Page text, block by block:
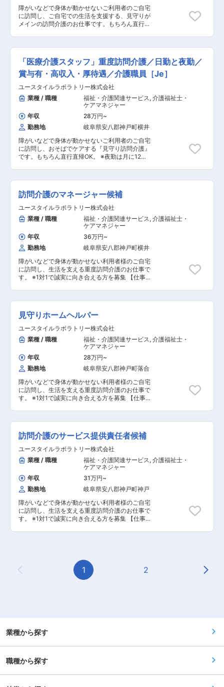
っては設備の高効率化による CO2 排出量の低減
に加え、太陽光発電システム等の導入によりカー
ボンニュートラル実現に取り組んでおり、また従
りと地域に根ざした工場運営に努め、持続可能な
社会の実現に貢献してまいります。 変更の範囲：
栄養（胃ろう・腸ろう） ・介護記録の記入 など
◎マネージャー業務 一緒にお仕事をするスタッフ
さんのシフト管理や教育など働きやすい環境を整
えるお仕事を主にお願いします。 質問や相談など
を気軽に受けられる頼られる社員さんとして活躍
連絡 ・担当者会議への出席 ・スタッフのシフト
作成 ・ご利用者様ごとのチーム管理 ・他事業
所・行政相手の打合せ ・事業部の運営、売上管理
・営業戦略の企画と実行 ・非常勤スタッフの採
用 など ※詳細は面談時にお伝えします ◎働い
ている人のほとんどが無資格・未経験からスター
ト！！研修や仕事を覚えるまでは先輩スタッフが
同行するので安心！ ■━━━ 1日のスケジュール
例 ━━━□ 【日勤】 ◇9:00～／サービス開始 ・
ベットから車いすへの移乗 ・お食事介助 ・外出
援助など ◇13:00～／サービス記録、終了 ＜休
憩・次の利用者宅へ移動＞ ◇14:00～／利用者宅
到着・サービス開始 ◇18:00～／サービス記録、
ス開始 ・就寝前後の身支度ケア(歯磨き、お
着換え 等) ・就寝中の体位交換、痰吸引など
・見守り ・痰吸引など ◇7:00～／ご利用者様起
床 ◇8:00～／サービス記録、終了 ・直行直帰OK
※担当する件数や、ご利用者様によって時間・サ
ービスは異なります。 ＊＊ ここがオスス
無料で取得とキャリアパス】 無料で「重度訪問介
護従業者養成研修統合課程」や「実務者研修」の
取得が可能です。 資格取得で医療的ケアができる
ワンランク上の介護士さんに！！ あなたの能力と
やる気次第で スタッフ → サービスリーダー → サ
ービス提供責任者 → コーディネーター → マネー
です♪ 【POINT2：続けやすい職場3種の神器】 厚
待遇：賞与年2回はもちろん有給休暇や完全週休
境：たくさんの人を一度にケアする施設とは違
い、お一人に寄り添いゆったりとしたオシゴト。
また、関わるのはご利用者さんがメインなので人
間関係で悩むこともありません。 給与：「今は良
いけど将来を考えたら今の給与だと難しいよな
～」なんて思っていませんか？資格の取得などで
給与UPのチャンス多数。最短半年で給与UPした
方もいます。
障がいなどで身体が動かせないご利用者のご自宅
に訪問し、ご自宅での生活を支援する、見守りが
メインの訪問介護のお仕事です。もちろん直行直
生活のお手伝いなどもございます。 ・見守り ・
日常生活のお手伝い ・食事介助 ・介護記録の記
入 など ※詳細は面談時にお伝えします ◎働い
ている人のほとんどが無資格・未経験からスター
ト！！研修や仕事を覚えるまでは先輩スタッフが
同行するので安心！ ■━━━ 1日のスケジュール
例 ━━━□ ◇9:00～／サービス開始 ・ベットか
ら車いすへの移乗 ・お食事介助 ・外出援助な
ど ◇13:00～／サービス記録、終了 ＜休憩・次
の利用者宅へ移動＞ ◇14:00～／利用者宅到着・
サービス開始 ◇18:00～／サービス記録、終了 ・
直行直帰OK ※担当する件数や、ご利用者様によっ
て時間・サービスは異なります。 ※介護保険サー
ビスを提供する事業所の場合は家事代行などのお
仕事が含まれるケースもあります ＊＊ ここがオ
ススメ！！ ＊＊ ＜続けやすい職場3種の神器／
暇や完全週休二日制といった待遇も充実していま
す！ 職場環境：たくさんの人を一度にケアする施
設とは違い、お一人に寄り添いゆったりとしたオ
シゴト。また、関わるのはご利用者さんがメイン
なので人間関係で悩むこともありません。 給与：
「今は良いけど将来を考えたら今の給与だと難し
いよな～」なんて思っていませんか？資格の取得
などで給与UPのチャンス多数。最短半年で給与
需要がUP！！学び・働くなら今！！】 2025年に
団塊の世代が75歳を迎え、全人口の18.1%が後期
高齢者になるとされています。（65歳以上は全人
口の30.3％予想） 介護サービスのニーズが高ま
ら今です！
「医療介護スタッフ」重度訪問介護／日勤と夜勤／
賞与有・高収入・厚待遇／介護職員［Je］
ユースタイルラボラトリー株式会社
業種 / 職種
福祉・介護関連サービス, 介護福祉士・
ケアマネジャー
年収
28万円~
勤務地
岐阜県安八郡神戸町横井
障がいなどで身体が動かせないご利用者のご自宅
に訪問し、おそばでケアする『見守り訪問介護』
です。もちろん直行直帰OK。 ※夜勤は月に12
活のお手伝いなどもございます。 ・生活介助：
家事援助（洗濯、掃除、料理） ・身体介護： 起
床・就寝・入浴・食事の介助 ・外出時の同行支援
・介護記録の記入 など ※詳細は面談時にお伝
えします 介護スタッフのフォローなどサービス提
供責任者としての業務もございます。 ◎働いてい
る人のほとんどが無資格・未経験からスター
ト！！研修や仕事を覚えるまでは先輩スタッフが
同行するので安心！ ■━━━ 1日のスケジュール
例 ━━━□ 【日勤】 ◇9:00～／サービス開始 ・
ベットから車いすへの移乗 ・お食事介助 ・外出
援助など ◇13:00～／サービス記録、終了 ＜休
憩・次の利用者宅へ移動＞ ◇14:00～／利用者宅
終了 ・直行直帰OK 【夜勤】 ◇22:00～／サービ
ス開始 ・就寝前後の身支度ケア(歯磨き、お
◇23:00～／ご利用者様就寝 ・定時の体位交換
・見守り ・痰吸引など ◇7:00～／ご利用者様起
床 ◇8:00～／サービス記録、終了 ・直行直帰OK
※担当する件数や、ご利用者様によって時間・サ
ービスは異なります。 ＊＊ ここがオスス
メ！！ ＊＊ 【POINT1：続けやすい職場3種の
神器】 厚待遇：賞与年2回はもちろん有給休暇や
完全週休二日制といった待遇も充実しています！
職場環境：たくさんの人を一度にケアする施設と
は違い、お一人に寄り添いゆったりとしたオシゴ
ト。また、関わるのはご利用者さんがメインなの
は良いけど将来を考えたら今の給与だと難しいよ
な～」なんて思っていませんか？資格の取得など
た方もいます。 【POINT2：無料で取れる公的資
程」を取得できるから、無資格、未経験の方でも
OK また、当社研修で「介護職員実務者研修」の
取得も可能！持っていない資格を取得して給与も
UP。
訪問介護のマネージャー候補
ユースタイルラボラトリー株式会社
業種 / 職種
福祉・介護関連サービス, 介護福祉士・
ケアマネジャー
年収
36万円~
勤務地
岐阜県安八郡神戸町横井
障がいなどで身体が動かせない利用者様のご自宅
に訪問し、生活を支える重度訪問介護のお仕事で
す。 ※1対1で誠実に向き合える方を募集 【仕事内
教育など働きやすい環境を整えるお仕事を主にお
願いします。 質問や相談などを気軽に受けられる
頼られる社員さんとして活躍してください！ ■サ
ービス提供管理 ■介護スタッフのフォロー・指
導・育成・ケア ■ご家族との連絡 ■担当者会議へ
の出席 ■スタッフのシフト作成 ■ご利用者様ごと
のチーム管理 ■他事業所・行政相手の打合せ ■事
業部の運営、売上管理 ■営業戦略の企画と実行 ■
非常勤スタッフの採用 ◎ケアスタッフ業務 障がい
者の方、高齢者の方、一人ひとりに必要なケアを
行っていく、専門的な介護職です。 研修を通し
て、需要が非常に高い「医療的ケア」ができるプ
ロフェッショナルな介護士としても成長できま
しております！ ■見守り・対話：状態の変化に気
を配りながらの安全管理 ■生活介助： 家事援助
就寝・入浴・食事の介助など ■医療的ケア： た
んの吸引、経管栄養（胃ろう・腸ろう） など
※詳細は面談時にお伝えします ◎最初は先輩スタ
ッフが必ず同行し、業務の流れや注意点を徹底的
に指導します。未経験の方もプロとして成長でき
ます。
見守りホームヘルパー
ユースタイルラボラトリー株式会社
業種 / 職種
福祉・介護関連サービス, 介護福祉士・
ケアマネジャー
年収
28万円~
勤務地
岐阜県安八郡神戸町落合
障がいなどで身体が動かせない利用者様のご自宅
に訪問し、生活を支える重度訪問介護のお仕事で
す。 ※1対1で誠実に向き合える方を募集 【仕事内
※日勤と夜勤月12回程度 ■見守り・対話：状態の
変化に気を配りながらの安全管理 ■生活介助：
家事援助（洗濯、掃除、料理など） ■身体介護：
起床・就寝・入浴・食事の介助など ■医療的ケ
ア： たんの吸引、経管栄養（胃ろう・腸ろう）
など ※詳細は面談時にお伝えします ◎最初は先
輩スタッフが必ず同行し、業務の流れや注意点を
徹底的に指導します。未経験の方もプロとして成
長できます。
訪問介護のサービス提供責任者候補
ユースタイルラボラトリー株式会社
業種 / 職種
福祉・介護関連サービス, 介護福祉士・
ケアマネジャー
年収
31万円~
勤務地
岐阜県安八郡神戸町神戸
障がいなどで身体が動かせない利用者様のご自宅
に訪問し、生活を支える重度訪問介護のお仕事で
す。 ※1対1で誠実に向き合える方を募集 【仕事内
教育など働きやすい環境を整えるお仕事を主にお
願いします。 質問や相談などを気軽に受けられる
頼られる社員さんとして活躍してください！ ■介
引、経管栄養（胃ろう・腸ろう） など ※詳細
は面談時にお伝えします ◎最初は先輩スタッフが
必ず同行し、業務の流れや注意点を徹底的に指導
Previous Page
1 2
業種から探す
職種から探す